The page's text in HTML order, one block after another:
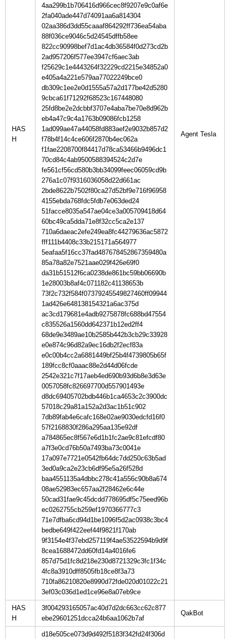
HAS
H
4aa299b1b706416d966cec8f9207e9c0af6e
2fa040ade447d74091aa6a814304
02aa386d3dd55caaaf864292ff736ea54aba
88f036ce9046c5d24545dffb58ee
822cc90998bef7d1ac4db36584f0d273cd2b
2ad957206f577ee3947cf6aec3ab
f25629c1e4443264f32229cd2215e34852a0
e405a4a221e579aa77022249bce0
db309c1ee2e0d1555a57a2d177be42d5280
9cbca61f71292f68523c167448080
25fd8be2e2dcbbf3707e4aba7be70e8d962b
eb4a47c9c4a1763b09086fcb1258
1ad099ae47a44058fd883aef2e9032b857d2
f78b4f14c4ce606f2870b4ec062a
f1fae2208700f84417d78ca53466b9496dc1
70cd84c4ab9500588394524c2d7e
fe561cf56cd580b3bb34099feec06059cd9b
276a1c07f9316036058d22d661ac
2bde8622b7502f80ca27d52bf9e716f96958
4155ebda768fdc5fdb7e063ded24
51facce8035a547ae04ce3a005709418d64
60bc49ca5dda71e8f32cc5ca2e137
710a6daeac2efe249ea8fc44279636ac5872
fff111b4408c33b215171a564977
5eafaa5f16cc37fad487678452867359480a
85a78a82e7521aae029f426e69f0
da31b51512f6ca0238de861bc59bb06690b
1e28003b8af4c071182c41138653b
73f2c732f584f07379245549827460ff09944
1ad426e648138154321a6ac375d
ac3cd179681e4adb9275878fc688bd47554
c835526a1560dd642371b12ed2ff4
68de9e3489ae10b2585b442b3cb29c33928
e0e874c96d82a9ec16db2f2ecf83a
e0c00b4cc2a6881449bf25b4f4739805b65f
189fcc8cf0aaac88e2d44d06fcde
2542e321c7f17aeb4ed690b93d6b8e3d63e
0057058fc826697700d557901493e
d8dc69405702bdb446b1ca4653c2c3900dc
57018c29a81a152a2d3ac1b51c902
7db89fab4e6cafc168e02ae9030edcfd16f0
57f2168830f286a295aa135e92df
a784865ec8f567e6d1b1fc2ae9c81efcdf80
a7f3e0cd76b50a7493ba73c0041e
17a097e7721e0542fb64dc7dd250c63b5ad
3ed0a9ca2e23cb6df95e5a26f528d
baa4551135a4dbbc278c41a556c90b8a674
08ae52983ec657aa2f28462e6c44e
50cad31fae9c45dcdd778695df5c75eed96b
ec0262755cb259ef1970366777c3
71e7dfba6cd94d1be1096f5d2ac0938c3bc4
bedbe649f422eef44f9821f170ab
9f3154e4f37ebd257119f4ae53522594b9d9f
8cea1688472dd60fd14a4016fe6
857d75d1fc8d218e230d8721329c3fc1f34c
4fc8a3910dff8505fb18ce8f3a73
710fa86210820e8990d72fde020d01022c21
3ef03c036d1ed1ce96e8a07eb9ce
HAS
H
3f004293165057ac40d7d2dc663cc62c877
ebe29601251dcca24b6aa1062b7af
d18e505ce073d9d492f5183f342fd24f306d